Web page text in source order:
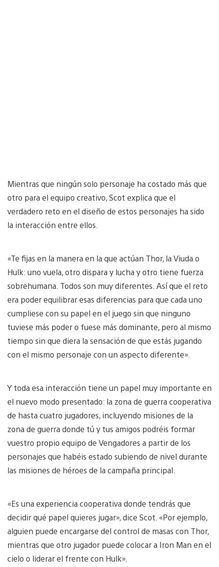
Mientras que ningún solo personaje ha costado más que
otro para el equipo creativo, Scot explica que el
verdadero reto en el diseño de estos personajes ha sido
la interacción entre ellos.
«Te fijas en la manera en la que actúan Thor, la Viuda o
Hulk: uno vuela, otro dispara y lucha y otro tiene fuerza
sobrehumana. Todos son muy diferentes. Así que el reto
era poder equilibrar esas diferencias para que cada uno
cumpliese con su papel en el juego sin que ninguno
tuviese más poder o fuese más dominante, pero al mismo
tiempo sin que diera la sensación de que estás jugando
con el mismo personaje con un aspecto diferente».
Y toda esa interacción tiene un papel muy importante en
el nuevo modo presentado: la zona de guerra cooperativa
de hasta cuatro jugadores, incluyendo misiones de la
zona de guerra donde tú y tus amigos podréis formar
vuestro propio equipo de Vengadores a partir de los
personajes que habéis estado subiendo de nivel durante
las misiones de héroes de la campaña principal.
«Es una experiencia cooperativa donde tendrás que
decidir qué papel quieres jugar», dice Scot. «Por ejemplo,
alguien puede encargarse del control de masas con Thor,
mientras que otro jugador puede colocar a Iron Man en el
cielo o liderar el frente con Hulk».